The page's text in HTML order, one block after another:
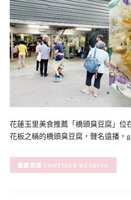
花蓮玉里美食推薦「橋頭臭豆腐」位
花板之稱的橋頭臭豆腐，聲名遠播，
CONTINUE READING